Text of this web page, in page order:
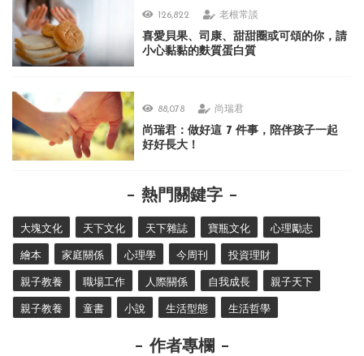
126,822 老根常談
喜愛貝果、司康、甜甜圈或可頌的你，請
小心黏黏的麩質蛋白質
88,078 尚瑞君
尚瑞君：做好這 7 件事，陪伴孩子一起
好好長大！
熱門關鍵字
大塊文化 天下文化 天下雜誌 寶瓶文化 心理勵志
繪本 家庭關係 心理學 今周刊 投資理財
親子教養 職場工作 人際關係 自我成長 親子天下
親子教養 童書 小說 生活型態 生活哲學
作者專欄